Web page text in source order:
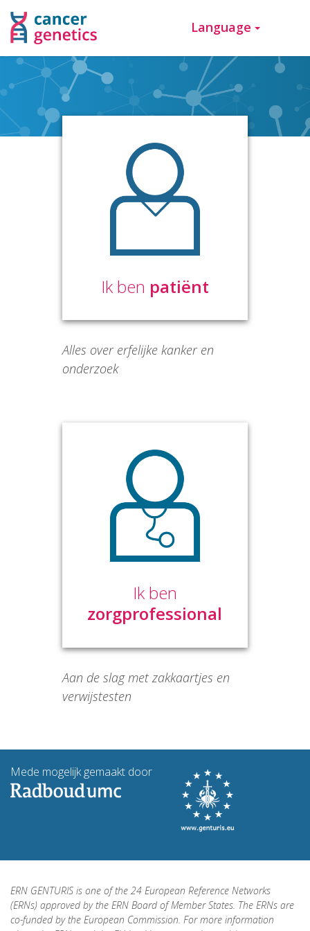
Language
Ik ben patiënt
Alles over erfelijke kanker en
onderzoek
Ik ben
zorgprofessional
Aan de slag met zakkaartjes en
verwijstesten
Mede mogelijk gemaakt door
ERN GENTURIS is one of the 24 European Reference Networks
(ERNs) approved by the ERN Board of Member States. The ERNs are
co-funded by the European Commission. For more information